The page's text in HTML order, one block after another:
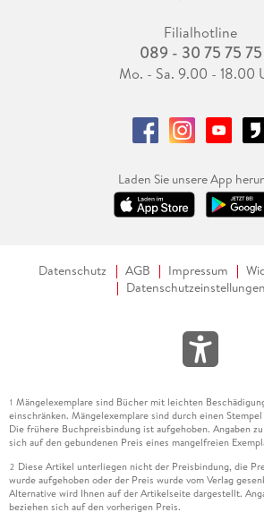
Filialhotline
089 - 30 75 75 75
Mo. - Sa. 9.00 - 18.00
Laden Sie unsere App
Datenschutz AGB Impressum
Datenschutzeinstellungen
1 Mängelexemplare sind Bücher mit leichten
einschränken. Mängelexemplare sind durch einen
Die frühere Buchpreisbindung ist aufgehoben. Angaben
sich auf den gebundenen Preis eines mangelfreien
2 Diese Artikel unterliegen nicht der Preisbindung, die
wurde aufgehoben oder der Preis wurde vom Verlag
Alternative wird Ihnen auf der Artikelseite dargestellt.
beziehen sich auf den vorherigen Preis.